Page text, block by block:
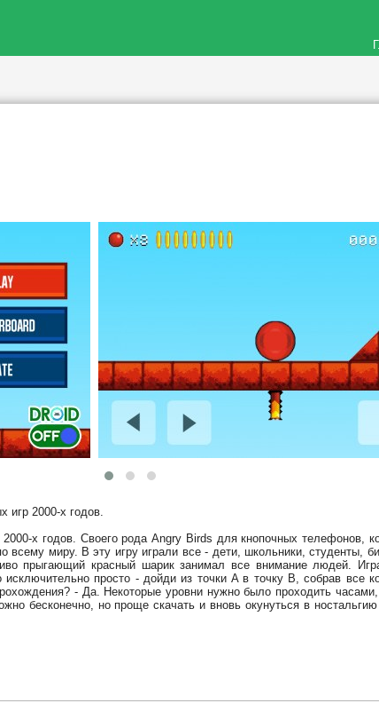
игр 2000-х годов.
х годов. Своего рода Angry Birds для кнопочных телефонов,
всему миру. В эту игру играли все - дети, школьники, студенты,
прыгающий красный шарик занимал все внимание людей.
просто - дойди из точки A в точку B, собрав все
- Да. Некоторые уровни нужно было проходить
бесконечно, но проще скачать и вновь окунуться в